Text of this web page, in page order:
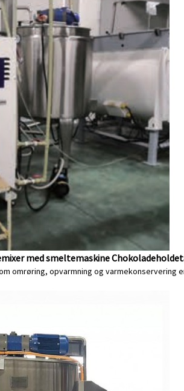
med smeltemaskine
omrøring, opvarmning og